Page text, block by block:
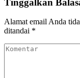
Alamat email Anda
ditandai *